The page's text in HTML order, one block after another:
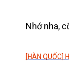
Nhớ nha,
[HÀN QUỐC]